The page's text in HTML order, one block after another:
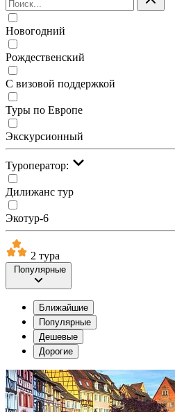
Новогодний
Рождественский
С визовой поддержкой
Туры по Европе
Экскурсионный
Туроператор:
Дилижанс тур
Экотур-6
2 тура
Популярные
Ближайшие
Популярные
Дешевые
Дорогие